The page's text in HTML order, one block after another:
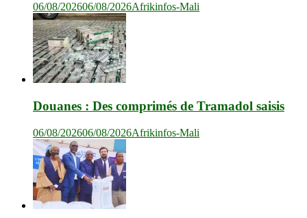
06/08/202606/08/2026Afrikinfos-Mali
Douanes : Des comprimés de Tramadol saisis
06/08/202606/08/2026Afrikinfos-Mali